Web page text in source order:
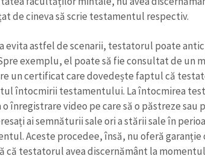
de cineva să scrie testamentul respectiv.
evita astfel de scenarii, testatorul poate
exemplu, el poate să fie consultat de un
un certificat care dovedește faptul că
întocmirii testamentului. La întocmirea
înregistrare video pe care să o păstreze sau
ai semnăturii sale ori a stării sale în
Aceste procedee, însă, nu oferă garanție
că testatorul avea discernământ la
ȘTIREA MEA
Titlu știre +